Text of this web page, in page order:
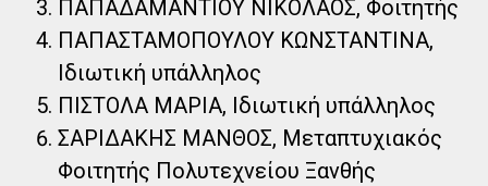
ΠΑΠΑΔΑΜΑΝΤΙΟΥ ΝΙΚΟΛΑΟΣ, Φοιτητής
ΠΑΠΑΣΤΑΜΟΠΟΥΛΟΥ ΚΩΝΣΤΑΝΤΙΝΑ,
Ιδιωτική υπάλληλος
ΠΙΣΤΟΛΑ ΜΑΡΙΑ, Ιδιωτική υπάλληλος
ΣΑΡΙΔΑΚΗΣ ΜΑΝΘΟΣ, Μεταπτυχιακός
Φοιτητής Πολυτεχνείου Ξανθής